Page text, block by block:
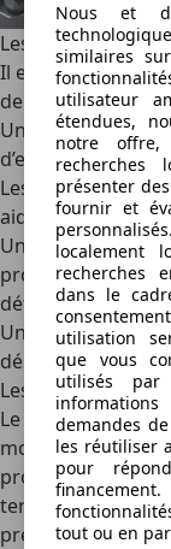
Nous et
similaires
utilisateur
étendues,
notre
recherches
présenter
fournir et
localement
recherches
dans le
utilisation
que vous
utilisés
demandes
les réutiliser
pour
tout ou en
Les outils de
Il est possible de
de certains outils
Un outil de
d’erreurliés au
Les indicateurs de
aident à détecter
Un test de
problèmes de
défectueuses.
Un outil de
déséquilibres
Les précautions
Le rodage ne
moteur, certaines
prolonger la
terminée, il est
précautions.